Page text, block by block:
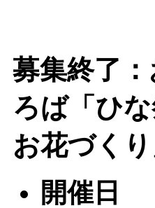
募集終了
ろば「ひ
お花づくり
開催日